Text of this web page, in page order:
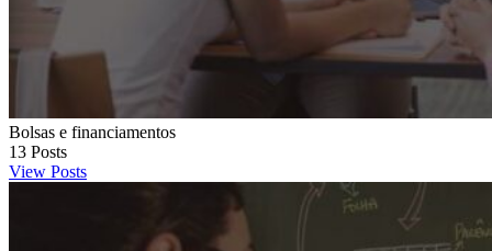
Bolsas e financiamentos
13 Posts
View Posts